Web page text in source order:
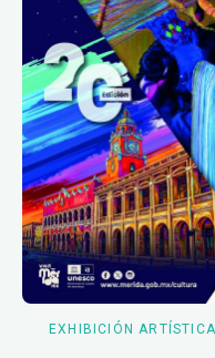
EXHIBICIÓN ARTÍSTICA